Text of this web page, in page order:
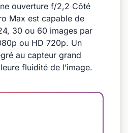
ouverture f/2,2 Côté
Max est capable de
30 ou 60 images par
ou HD 720p. Un
au capteur grand
fluidité de l’image.